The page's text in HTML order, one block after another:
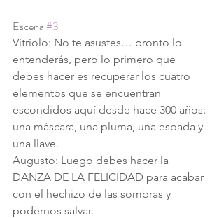
Escena #3
Vitriolo: No te asustes… pronto lo
entenderás, pero lo primero que
debes hacer es recuperar los cuatro
elementos que se encuentran
escondidos aquí desde hace 300 años:
una máscara, una pluma, una espada y
una llave.
Augusto: Luego debes hacer la
DANZA DE LA FELICIDAD para acabar
con el hechizo de las sombras y
podernos salvar.